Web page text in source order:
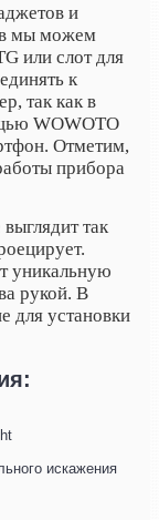
и
мы можем
или слот для
к
так как в
WOWOTO
Отметим,
прибора
так
уникальную
рукой. В
для установки
искажения